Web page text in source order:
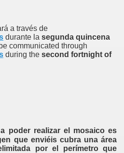
a través de
durante la segunda quincena
communicated through
during the second fortnight of
poder realizar el mosaico es
que enviéis cubra una área
por el perímetro que